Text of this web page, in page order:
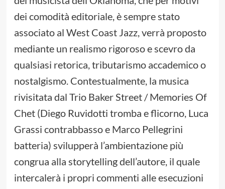
dei comodità editoriale, è sempre stato
associato al West Coast Jazz, verrà proposto
mediante un realismo rigoroso e scevro da
qualsiasi retorica, tributarismo accademico o
nostalgismo. Contestualmente, la musica
rivisitata dal Trio Baker Street / Memories Of
Chet (Diego Ruvidotti tromba e flicorno, Luca
Grassi contrabbasso e Marco Pellegrini
batteria) svilupperà l’ambientazione più
congrua alla storytelling dell’autore, il quale
intercalerà i propri commenti alle esecuzioni